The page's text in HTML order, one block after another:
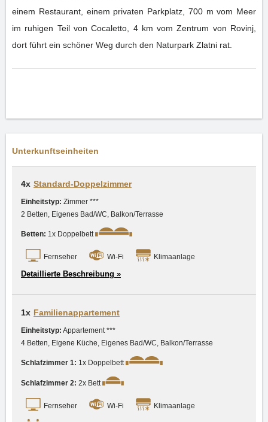
einem Restaurant, einem privaten Parkplatz, 700 m vom Meer
im ruhigen Teil von Cocaletto, 4 km vom Zentrum von Rovinj,
dort führt ein schöner Weg durch den Naturpark Zlatni rat.
Unterkunftseinheiten
4x Standard-Doppelzimmer
Einheitstyp: Zimmer ***
2 Betten, Eigenes Bad/WC, Balkon/Terrasse
Betten: 1x Doppelbett
Fernseher Wi-Fi Klimaanlage
Detaillierte Beschreibung »
1x Familienappartement
Einheitstyp: Appartement ***
4 Betten, Eigene Küche, Eigenes Bad/WC, Balkon/Terrasse
Schlafzimmer 1: 1x Doppelbett
Schlafzimmer 2: 2x Bett
Fernseher Wi-Fi Klimaanlage